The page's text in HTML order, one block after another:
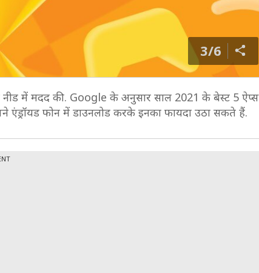
3/6
नीड में मदद की. Google के अनुसार साल 2021 के बेस्ट 5 ऐप्स
फोन में डाउनलोड करके इनका फायदा उठा सकते हैं.